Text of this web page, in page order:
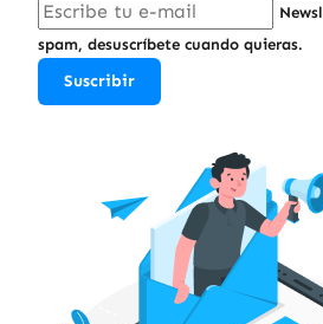
spam, desuscríbete cuando quieras.
Suscribir